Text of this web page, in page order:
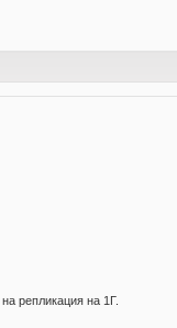
репликация на 1Г.